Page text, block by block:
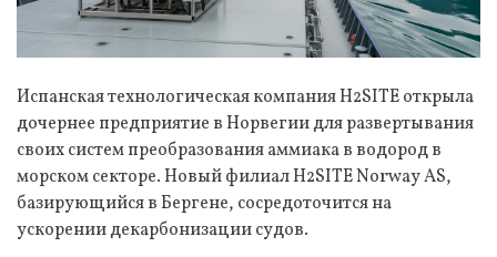
Испанская технологическая компания H2SITE открыла
дочернее предприятие в Норвегии для развертывания
своих систем преобразования аммиака в водород в
морском секторе. Новый филиал H2SITE Norway AS,
базирующийся в Бергене, сосредоточится на
ускорении декарбонизации судов.